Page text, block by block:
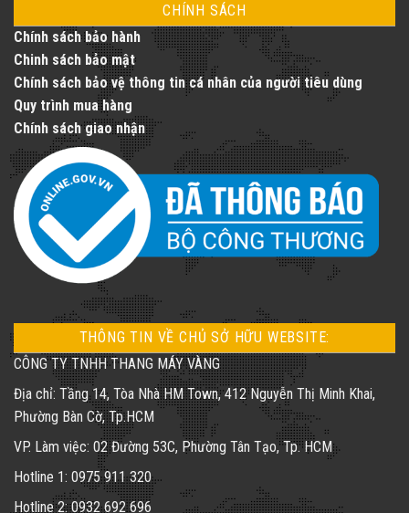
CHÍNH SÁCH
Chính sách bảo hành
Chinh sách bảo mật
Chính sách bảo vệ thông tin cá nhân của người tiêu dùng
Quy trình mua hàng
Chính sách giao nhận
THÔNG TIN VỀ CHỦ SỞ HỮU WEBSITE:
CÔNG TY TNHH THANG MÁY VÀNG
Địa chỉ: Tầng 14, Tòa Nhà HM Town, 412 Nguyễn Thị Minh Khai,
Phường Bàn Cờ, Tp.HCM
VP. Làm việc: 02 Đường 53C, Phường Tân Tạo, Tp. HCM
Hotline 1: 0975 911 320
Hotline 2: 0932 692 696